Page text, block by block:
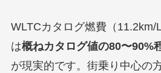
WLTCカタログ燃費（11.2km/
は概ねカタログ値の80〜90%
が現実的です。街乗り中心の